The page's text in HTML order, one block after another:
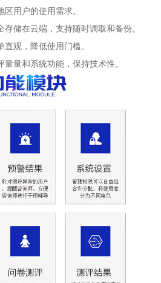
用户的使用需求。
储在云端，支持随时调取和备份。
观，降低使用门槛。
量和系统功能，保持技术性。